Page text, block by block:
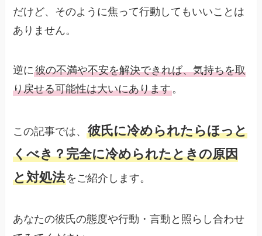
だけど、そのように焦って行動してもいいことは
ありません。
逆に彼の不満や不安を解決できれば、気持ちを取
り戻せる可能性は大いにあります。
この記事では、彼氏に冷められたらほっと
くべき？完全に冷められたときの原因
と対処法をご紹介します。
あなたの彼氏の態度や行動・言動と照らし合わせ